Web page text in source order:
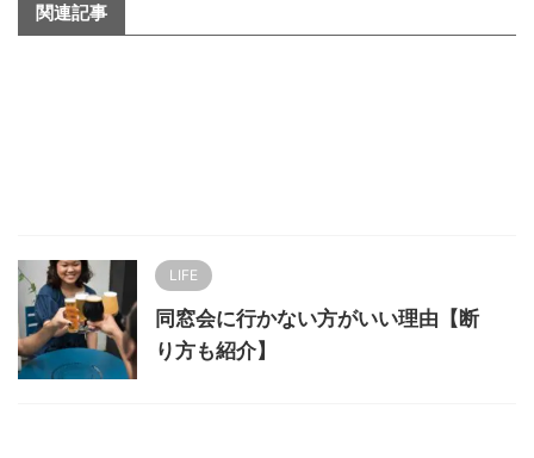
関連記事
LIFE
同窓会に行かない方がいい理由【断
り方も紹介】